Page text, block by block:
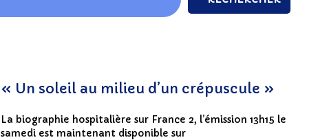
« Un soleil au milieu d’un crépuscule »
La biographie hospitalière sur France 2, l’émission 13h15 le
samedi est maintenant disponible sur